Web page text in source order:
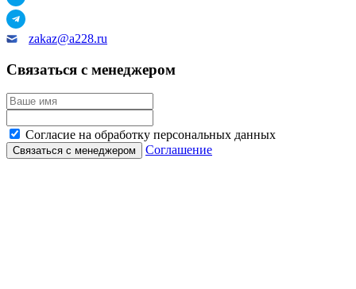
zakaz@a228.ru
Связаться с менеджером
Согласие на обработку персональных данных
Соглашение